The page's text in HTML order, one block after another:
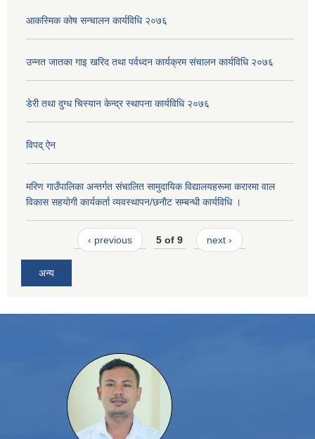
आकस्मिक कोष स‌न्चालन कार्यविधि २०७६
उन्नत जातका गाइ खरिद तथा पर्वध्दन कार्यक्रम संचालन कार्यविधि २०७६
डेरी तथा दुग्ध चिस्यान केन्द्र स्थापना कार्यविधि २०७६
विपद् ऐन
मरिण गाउँपालिका अन्तर्गत संचालित सामुदायिक विद्यालयहरूमा करारमा वाल
विकास सहयाेगी कार्यकर्ता व्यवस्थापन/छनाैट सम्बन्धी कार्यविधि ।
‹ previous 5 of 9 next ›
अन्य